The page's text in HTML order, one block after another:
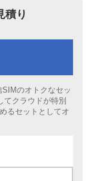
積り
SIMのオトクなセッ
てクラウドが特別
るセットとしてオ